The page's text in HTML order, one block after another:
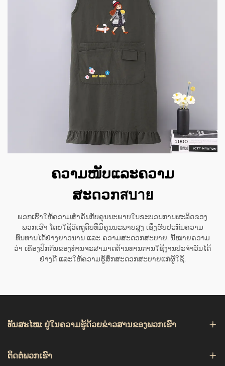
ຄວາມໜັບແລະຄວາມ
ສະດວກสบาย
ພວກເຮົາໃຫ້ຄວາມສຳຄັນກັບຄຸນນະພາບໃນຂະບວນການຜະລິດຂອງ
ພວກເຮົາ ໂດຍໃຊ້ວັດຖຸດິບທີ່ມີຄຸນນະພາບສູງ ເຊິ່ງຮັບປະກັນຄວາມ
ທົນທານໄດ້ຢ່າງຍາວນານ ແລະ ຄວາມສະດວກສະບາຍ. ນີ້ໝາຍຄວາມ
ວ່າ ເຄື່ອງປົກກັນຂອງທ່ານຈະສາມາດຕ້ານທານການໃຊ້ງານປະຈຳວັນໄດ້
ຢ່າງດີ ແລະໃຫ້ຄວາມຮູ້ສຶກສະດວກສະບາຍແກ່ຜູ້ໃຊ້.
ທັນສະໄໝ: ຢູ່ໃນຄວາມຮູ້ດ້ວຍຂ່າວສານຂອງພວກເຮົາ
ຕິດຕໍ່ພວກເຮົາ